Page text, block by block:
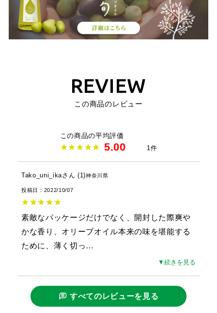
REVIEW
この商品のレビュー
5.00 1
Tako_uni_ika 1 神奈川県
投稿日 2022/10/07
素敵なパッケージだけでなく、開封した際爽や
かな香り、オリーブオイル本来の味を堪能する
ために、薄く切っ …
▼続きを見る
すべてのレビューを見る